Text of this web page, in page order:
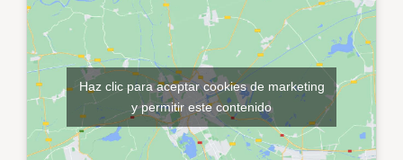
Haz clic para aceptar cookies de marketing
y permitir este contenido